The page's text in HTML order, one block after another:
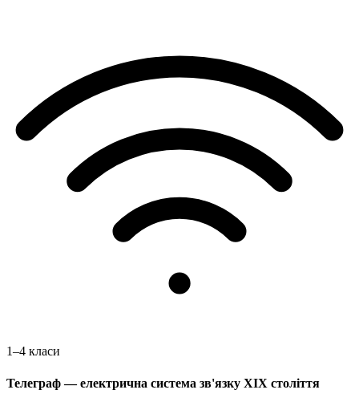
1–4 класи
Телеграф — електрична система зв'язку XIX століття